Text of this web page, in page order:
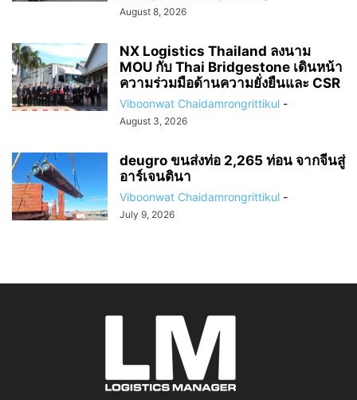
August 8, 2026
NX Logistics Thailand ลงนาม
MOU กับ Thai Bridgestone เดินหน้า
ความร่วมมือด้านความยั่งยืนและ CSR
Viboonwat Chaidamrongrittikul -
August 3, 2026
deugro ขนส่งท่อ 2,265 ท่อน จากจีนสู่
อาร์เจนตินา
Viboonwat Chaidamrongrittikul -
July 9, 2026